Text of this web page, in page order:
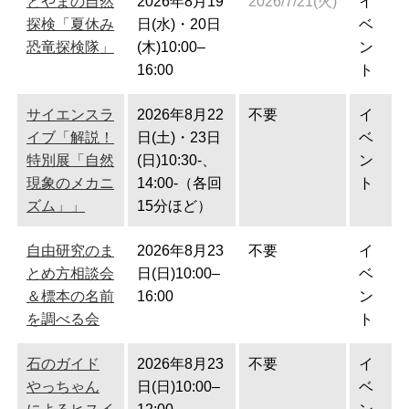
探検「夏休み
恐竜探検隊」
日(水)・20日
(木)10:00–
16:00
ベ
ン
ト
サイエンスラ
イブ「解説！
特別展「自然
現象のメカニ
ズム」」
2026年8月22
日(土)・23日
(日)10:30-、
14:00-（各回
15分ほど）
不要
イ
ベ
ン
ト
自由研究のま
とめ方相談会
＆標本の名前
を調べる会
2026年8月23
日(日)10:00–
16:00
不要
イ
ベ
ン
ト
石のガイド
やっちゃん
2026年8月23
日(日)10:00–
不要
イ
ベ